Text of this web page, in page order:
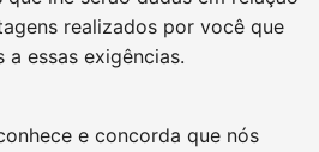
realizados por você que
essas exigências.
e concorda que nós